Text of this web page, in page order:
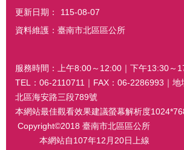
更新日期：
115-08-07
資料維護：臺南市北區區公所
服務時間：上午8:00～12:00｜下午13:30～
TEL：06-2110711｜FAX：06-2286993｜
北區海安路三段789號
本網站最佳觀看效果建議螢幕解析度
Copyright©2018 臺南市北區區公所
本網站自107年12月20日上線